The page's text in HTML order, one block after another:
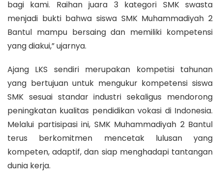
bagi kami. Raihan juara 3 kategori SMK swasta
menjadi bukti bahwa siswa SMK Muhammadiyah 2
Bantul mampu bersaing dan memiliki kompetensi
yang diakui,” ujarnya.
Ajang LKS sendiri merupakan kompetisi tahunan
yang bertujuan untuk mengukur kompetensi siswa
SMK sesuai standar industri sekaligus mendorong
peningkatan kualitas pendidikan vokasi di Indonesia.
Melalui partisipasi ini, SMK Muhammadiyah 2 Bantul
terus berkomitmen mencetak lulusan yang
kompeten, adaptif, dan siap menghadapi tantangan
dunia kerja.